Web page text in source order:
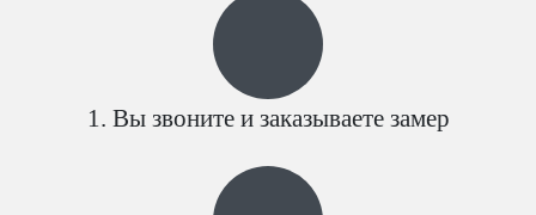
Вы звоните и заказываете замер